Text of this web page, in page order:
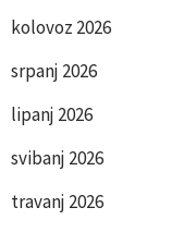
kolovoz 2026
srpanj 2026
lipanj 2026
svibanj 2026
travanj 2026